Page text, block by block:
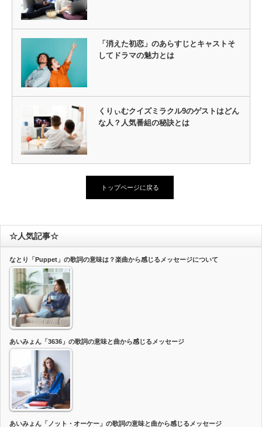
「消えた初恋」のあらすじとキャストそ
してドラマの魅力とは
くりぃむクイズミラクル9のゲストはどん
な人？人気番組の秘訣とは
トップページに戻る
☆人気記事☆
なとり「Puppet」の歌詞の意味は？楽曲から感じるメッセージについて
あいみょん「3636」の歌詞の意味と曲から感じるメッセージ
あいみょん「ノット・オーケー」の歌詞の意味と曲から感じるメッセージ